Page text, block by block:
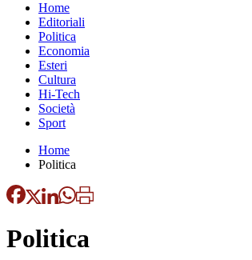
Home
Editoriali
Politica
Economia
Esteri
Cultura
Hi-Tech
Società
Sport
Home
Politica
Politica